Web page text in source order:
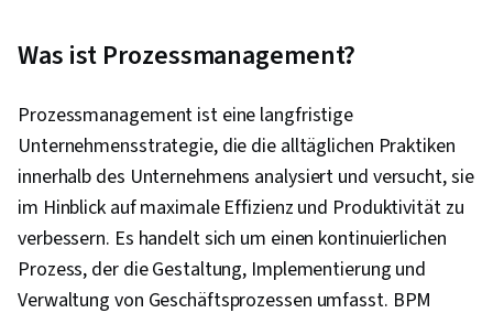
Skripting, Konfigurationsmanagement, Cloud-
Fehlerbehebung, Cloud Computing, Virtuelle
Maschinen, Python-Programmierung, E-Mail-
Automatisierung, Puppet (Werkzeug zur
Konfigurationsverwaltung), Infrastruktur als
Code (IaC), Cloud-Bereitstellung, Kontrolle
ändern, Cloud-Speicher, IT-Automatisierung,
Was ist Prozessmanagement?
Prozessmanagement ist eine langfristige
Unternehmensstrategie, die die alltäglichen Praktiken
innerhalb des Unternehmens analysiert und versucht, sie
im Hinblick auf maximale Effizienz und Produktivität zu
verbessern. Es handelt sich um einen kontinuierlichen
Prozess, der die Gestaltung, Implementierung und
Verwaltung von Geschäftsprozessen umfasst. BPM